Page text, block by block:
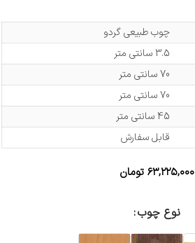
چوب طبیعی گردو
3.5 سانتی متر
70 سانتی متر
70 سانتی متر
45 سانتی متر
قابل سفارش
۶۳,۲۲۵,۰۰۰ تومان
نوع چوب